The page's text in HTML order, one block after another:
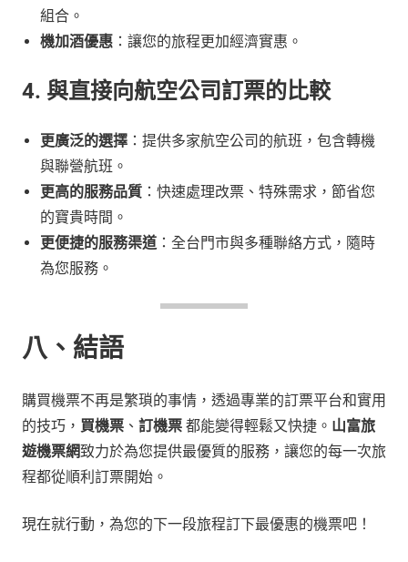
組合。
機加酒優惠 ：讓您的旅程更加經濟實惠。
4. 與直接向航空公司訂票的比較
更廣泛的選擇 ：提供多家航空公司的航班，包含轉機
與聯營航班。
更高的服務品質 ：快速處理改票、特殊需求，節省您
的寶貴時間。
更便捷的服務渠道 ：全台門市與多種聯絡方式，隨時
為您服務。
八、結語
購買機票不再是繁瑣的事情，透過專業的訂票平台和實用
的技巧， 買機票 、 訂機票 都能變得輕鬆又快捷。 山富旅
遊機票網致力於為您提供最優質的服務，讓您的每一次旅
程都從順利訂票開始。
現在就行動，為您的下一段旅程訂下最優惠的機票吧！